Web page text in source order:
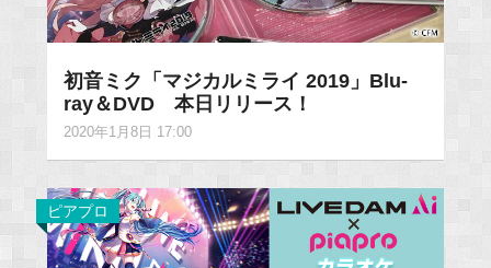
初音ミク「マジカルミライ 2019」Blu-
ray＆DVD 本日リリース！
2020年1月8日 17:00
ピアプロ